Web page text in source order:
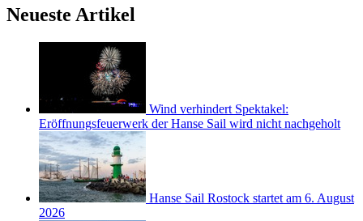
Neueste Artikel
Wind verhindert Spektakel:
Eröffnungsfeuerwerk der Hanse Sail wird nicht nachgeholt
Hanse Sail Rostock startet am 6. August
2026